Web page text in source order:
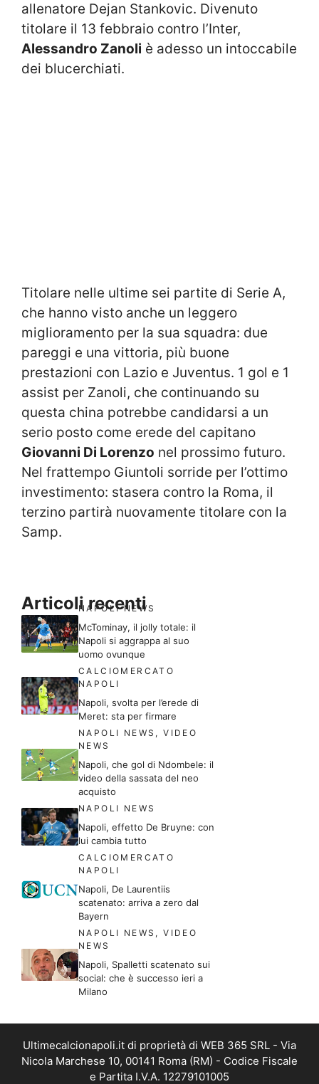
allenatore Dejan Stankovic. Divenuto
titolare il 13 febbraio contro l’Inter,
Alessandro Zanoli è adesso un intoccabile
dei blucerchiati.
Titolare nelle ultime sei partite di Serie A,
che hanno visto anche un leggero
miglioramento per la sua squadra: due
pareggi e una vittoria, più buone
prestazioni con Lazio e Juventus. 1 gol e 1
assist per Zanoli, che continuando su
questa china potrebbe candidarsi a un
serio posto come erede del capitano
Giovanni Di Lorenzo nel prossimo futuro.
Nel frattempo Giuntoli sorride per l’ottimo
investimento: stasera contro la Roma, il
terzino partirà nuovamente titolare con la
Samp.
Articoli recenti
NAPOLI NEWS
McTominay, il jolly totale: il
Napoli si aggrappa al suo
uomo ovunque
CALCIOMERCATO
NAPOLI
Napoli, svolta per l’erede di
Meret: sta per firmare
NAPOLI NEWS ,VIDEO
NEWS
Napoli, che gol di Ndombele: il
video della sassata del neo
acquisto
NAPOLI NEWS
Napoli, effetto De Bruyne: con
lui cambia tutto
CALCIOMERCATO
NAPOLI
Napoli, De Laurentiis
scatenato: arriva a zero dal
Bayern
NAPOLI NEWS ,VIDEO
NEWS
Napoli, Spalletti scatenato sui
social: che è successo ieri a
Milano
Ultimecalcionapoli.it di proprietà di WEB 365 SRL - Via
Nicola Marchese 10, 00141 Roma (RM) - Codice Fiscale
e Partita I.V.A. 12279101005